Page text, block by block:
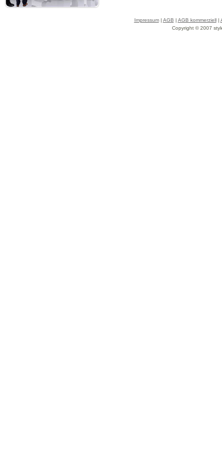
Impressum| AGB | AGB kommerziell|
Copyright © 2007